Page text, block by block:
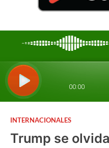
INTERNACIONALES
Trump se